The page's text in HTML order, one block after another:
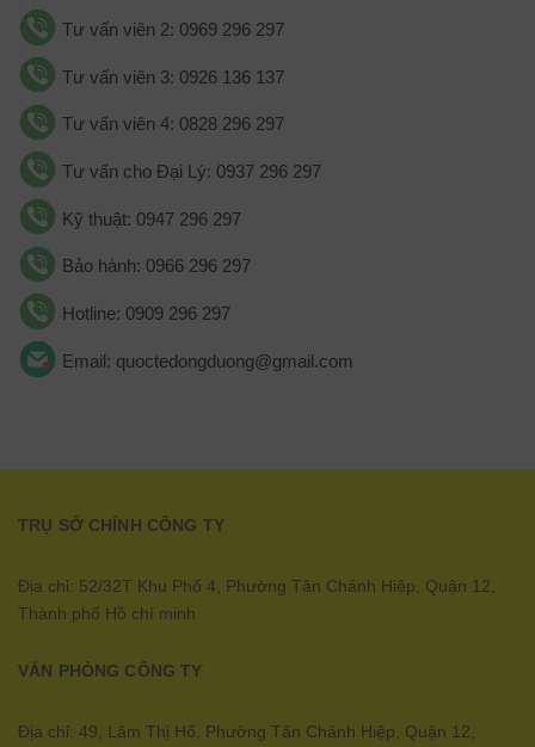
Tư vấn viên 2: 0969 296 297
Tư vấn viên 3: 0926 136 137
Tư vấn viên 4: 0828 296 297
Tư vấn cho Đại Lý: 0937 296 297
Kỹ thuật: 0947 296 297
Bảo hành: 0966 296 297
Hotline: 0909 296 297
Email: quoctedongduong@gmail.com
TRỤ SỞ CHÍNH CÔNG TY
Địa chỉ: 52/32T Khu Phố 4, Phường Tân Chánh Hiệp, Quận 12,
Thành phố Hồ chí minh
VĂN PHÒNG CÔNG TY
Địa chỉ: 49, Lâm Thị Hố, Phường Tân Chánh Hiệp, Quận 12,